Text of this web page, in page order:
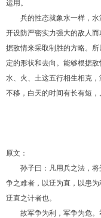
运用。
兵的性态就象水一样，
开设防严密实力强大的敌人
据敌情来采取制胜的方略。
定的形状和去向。能够根据
水、火、土这五行相生相克
不移，白天的时间有长有短，
原文：
孙子曰：凡用兵之法，
争之难者，以迂为直，以患
迂直之计者也。
故军争为利，军争为危